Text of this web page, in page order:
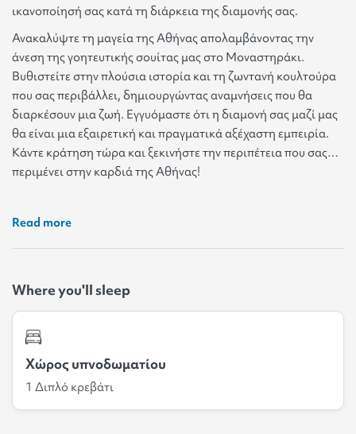
ικανοποίησή σας κατά τη διάρκεια της διαμονής σας.
Ανακαλύψτε τη μαγεία της Αθήνας απολαμβάνοντας την
άνεση της γοητευτικής σουίτας μας στο Μοναστηράκι.
Βυθιστείτε στην πλούσια ιστορία και τη ζωντανή κουλτούρα
που σας περιβάλλει, δημιουργώντας αναμνήσεις που θα
διαρκέσουν μια ζωή. Εγγυόμαστε ότι η διαμονή σας μαζί μας
θα είναι μια εξαιρετική και πραγματικά αξέχαστη εμπειρία.
Κάντε κράτηση τώρα και ξεκινήστε την περιπέτεια που σας
περιμένει στην καρδιά της Αθήνας!
Read more
Where you'll sleep
Χώρος υπνοδωματίου
1 Διπλό κρεβάτι